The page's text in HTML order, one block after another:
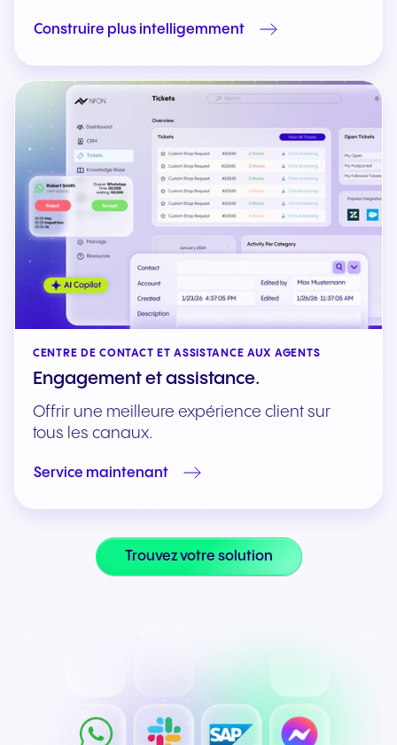
Construire plus intelligemment
CENTRE DE CONTACT ET ASSISTANCE AUX AGENTS
Engagement et assistance.
Offrir une meilleure expérience client sur
tous les canaux.
Service maintenant
Trouvez votre solution